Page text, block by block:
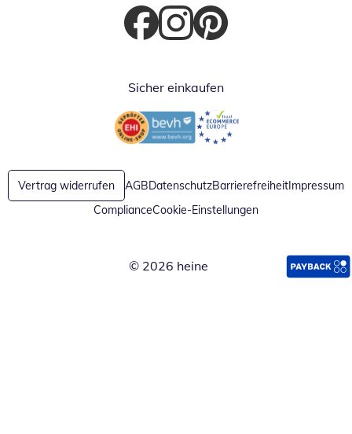
Öffnet in neuem Fenster
Öffnet in neuem Fenster
Öffnet in neuem Fenster
Sicher einkaufen
Öffnet in neuem FensterÖffnet in neuem Fenster
Vertrag widerrufen AGBDatenschutzBarrierefreiheitImpressum
ComplianceCookie-Einstellungen
© 2026 heine